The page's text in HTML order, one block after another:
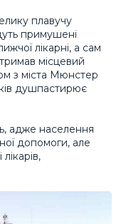
плавучу
примушені
лікарні, а сам
місцевий
з міста Мюнстер
душпастирює
адже населення
допомоги, але